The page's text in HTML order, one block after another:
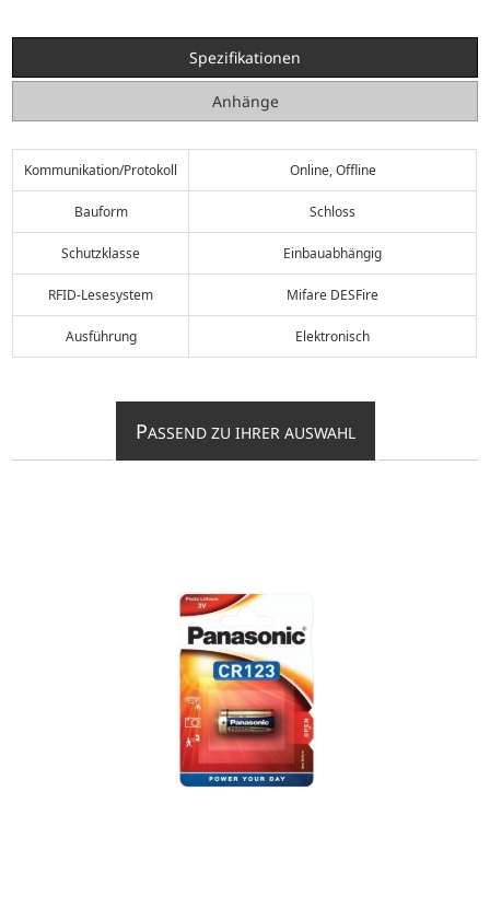
Spezifikationen
Anhänge
Kommunikation/Protokoll Online, Offline
Bauform Schloss
Schutzklasse Einbauabhängig
RFID-Lesesystem Mifare DESFire
Ausführung Elektronisch
PASSEND ZU IHRER AUSWAHL